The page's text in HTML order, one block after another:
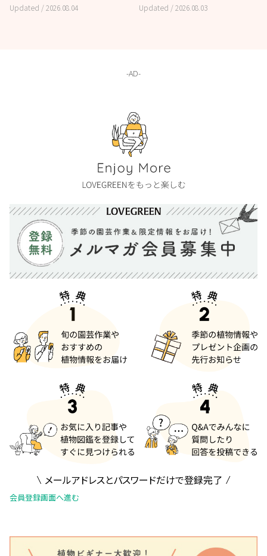
Updated /2026.08.04 Updated /2026.08.03
メールアドレスとパスワードだけで登録完了
会員登録画面へ進む